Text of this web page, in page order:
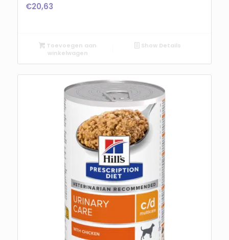
€20,63
Toevoegen aan
winkelwagen
Show Details